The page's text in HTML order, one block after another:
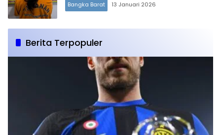
Bangka Barat 13 Januari 2026
Berita Terpopuler